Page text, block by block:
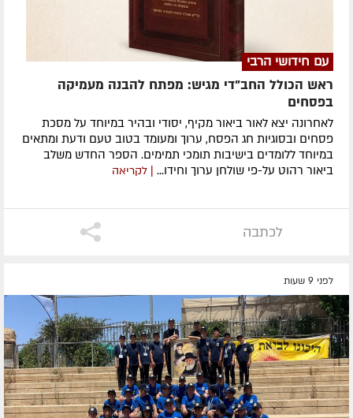
עם חידושי הרבי
ראש הכולל החב"די מגיש: מפתח להבנה מעמיקה
בפסחים
לאחרונה ​יצא לאור ביאור מקיף, יסודי ובהיר במיוחד על מסכת
פסחים ובסוגיות חג הפסח, ערוך ומעומד בטוב טעם ודעת ומתאים
במיוחד ללומדים בישיבות תומכי תמימים. ​הספר החדש משלב
ביאור רהוט על-פי שולחן ערוך וחידו...
| לקריאה
לכתבה
לפני 9 שעות